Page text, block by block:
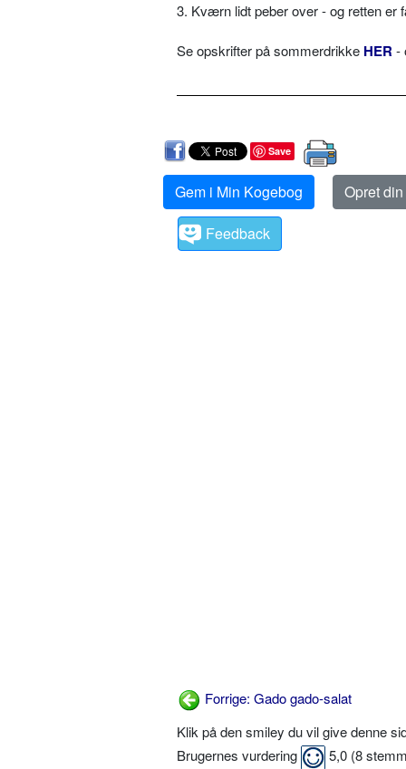
3. Kværn lidt peber over - og retten er
Se opskrifter på sommerdrikke HER -
Save
Gem i Min Kogebog
Opret
Feedback
Forrige: Gado gado-salat
Klik på den smiley du vil give denne
Brugernes vurdering
5,0 (8